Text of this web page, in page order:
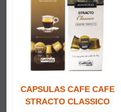
CAPSULAS CAFE CAFE
STRACTO CLASSICO